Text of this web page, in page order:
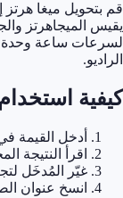
يقيس الميجاهرتز
الراديو.
كيفية
أدخل القيمة
اقرأ النتيجة
غيّر المُدخَل
انسخ عنوان